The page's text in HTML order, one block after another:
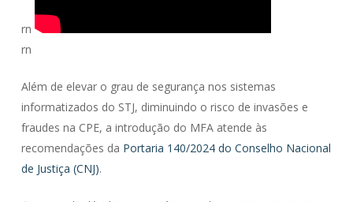
rn
rn
Além de elevar o grau de segurança nos sistemas
informatizados do STJ, diminuindo o risco de invasões e
fraudes na CPE, a introdução do MFA atende às
recomendações da Portaria 140/2024 do Conselho Nacional
de Justiça (CNJ).